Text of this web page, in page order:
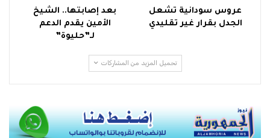
عروس سودانية تشعل
الجدل بقرار غير تقليدي
بعد إصابتها.. الشيخ
الأمين يقدم الدعم
لـ”حليوة”
تحميل المزيد من المشاركات